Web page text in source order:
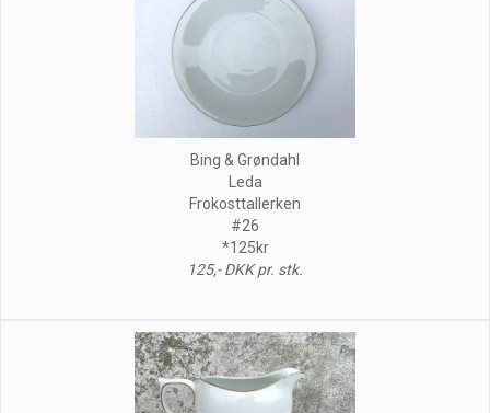
Bing & Grøndahl
Leda
Frokosttallerken
#26
*125kr
125,- DKK pr. stk.